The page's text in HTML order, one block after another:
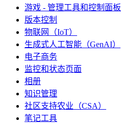
游戏 - 管理工具和控制面板
版本控制
物联网（IoT）
生成式人工智能（GenAI）
电子商务
监控和状态页面
相册
知识管理
社区支持农业（CSA）
笔记工具